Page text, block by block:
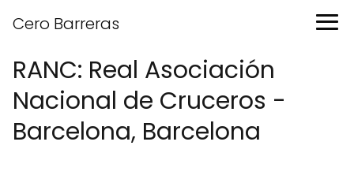
Cero Barreras
RANC: Real Asociación
Nacional de Cruceros -
Barcelona, Barcelona